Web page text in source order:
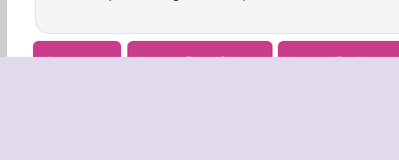
Aventuras Juegos Para Chicos Juegos De